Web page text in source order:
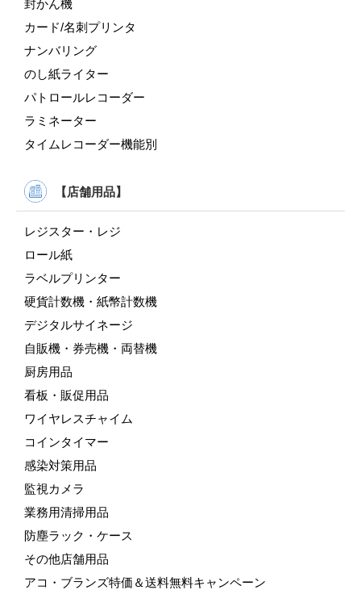
封かん機
カード/名刺プリンタ
ナンバリング
のし紙ライター
パトロールレコーダー
ラミネーター
タイムレコーダー機能別
【店舗用品】
レジスター・レジ
ロール紙
ラベルプリンター
硬貨計数機・紙幣計数機
デジタルサイネージ
自販機・券売機・両替機
厨房用品
看板・販促用品
ワイヤレスチャイム
コインタイマー
感染対策用品
監視カメラ
業務用清掃用品
防塵ラック・ケース
その他店舗用品
アコ・ブランズ特価＆送料無料キャンペーン